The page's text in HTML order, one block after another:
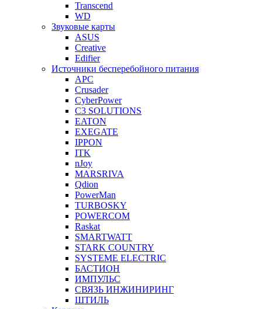
Transcend
WD
Звуковые карты
ASUS
Creative
Edifier
Источники бесперебойного питания
APC
Crusader
CyberPower
C3 SOLUTIONS
EATON
EXEGATE
IPPON
ITK
nJoy
MARSRIVA
Qdion
PowerMan
TURBOSKY
POWERCOM
Raskat
SMARTWATT
STARK COUNTRY
SYSTEME ELECTRIC
БАСТИОН
ИМПУЛЬС
СВЯЗЬ ИНЖИНИРИНГ
ШТИЛЬ